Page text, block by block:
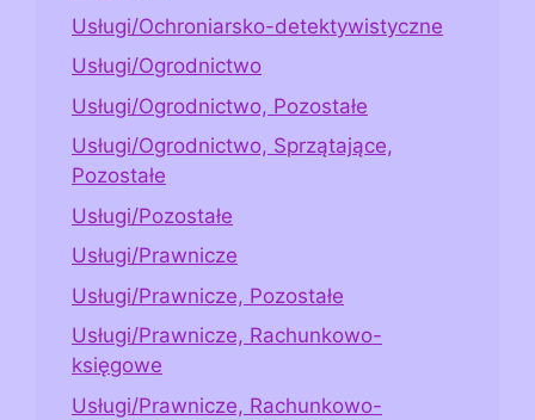
Usługi/Ochroniarsko-detektywistyczne
Usługi/Ogrodnictwo
Usługi/Ogrodnictwo, Pozostałe
Usługi/Ogrodnictwo, Sprzątające,
Pozostałe
Usługi/Pozostałe
Usługi/Prawnicze
Usługi/Prawnicze, Pozostałe
Usługi/Prawnicze, Rachunkowo-
księgowe
Usługi/Prawnicze, Rachunkowo-